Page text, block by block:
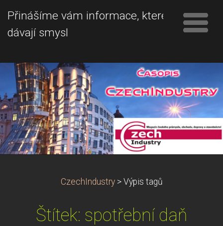
Přinášíme vám informace, které
dávají smysl
CzechIndustry > Výpis tagů
Štítek: spotřební daň